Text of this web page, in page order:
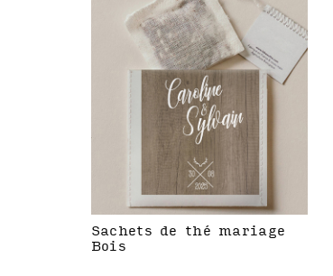
Sachets de thé mariage
Bois